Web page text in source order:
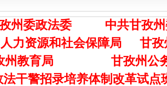
州委政法委
中共甘孜
力资源和社会保障局 甘孜
州教育局 甘孜州公务
法干警招录培养体制改革试点